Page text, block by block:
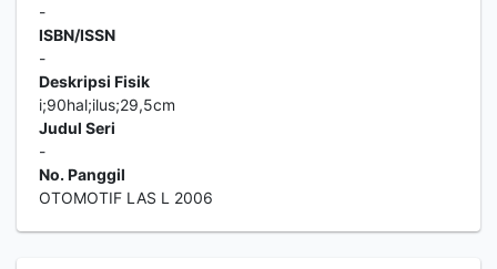
-
ISBN/ISSN
-
Deskripsi Fisik
i;90hal;ilus;29,5cm
Judul Seri
-
No. Panggil
OTOMOTIF LAS L 2006